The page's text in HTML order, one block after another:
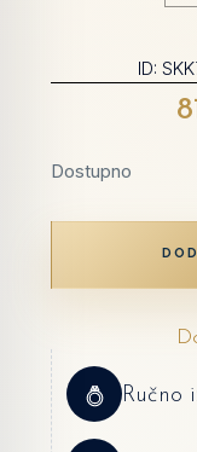
ID:
Dostupno
Ručno